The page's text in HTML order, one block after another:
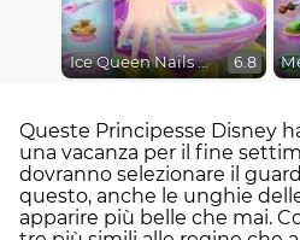
Ice Queen Nails Spa 6.8
Queste Principesse Disney
una vacanza per il fine
dovranno selezionare il
questo, anche le unghie
apparire più belle che mai.